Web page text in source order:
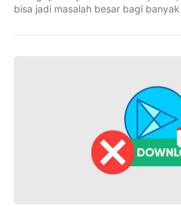
bisa jadi masalah besar bagi